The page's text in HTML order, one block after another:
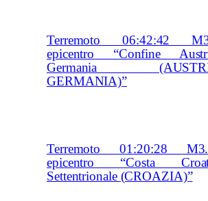
Terremoto 06:42:42
epicentro “Confine
Germania
GERMANIA)”
Terremoto 01:20:28
epicentro “Costa
Settentrionale (CROAZIA)”